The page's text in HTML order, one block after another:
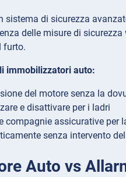
sistema di sicurezza
delle misure di
furto.
immobilizzatori auto:
del motore senza la
e disattivare per i ladri
compagnie assicurative per
senza intervento
Auto vs